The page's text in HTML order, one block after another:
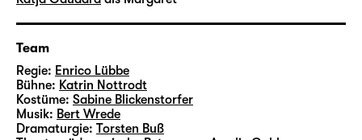
die lange vor ihnen selbst in Geltung
getreten sind. Vermächtnisse
gewissermaßen.
Mit Walter, Mitte 60, und Eric, Anfang 30,
begegnen sich auch zwei Generationen eines
Lebensentwurfs, die unterschiedlicher
Team
Regie: Enrico Lübbe
Bühne: Katrin Nottrodt
Kostüme: Sabine Blickenstorfer
Musik: Bert Wrede
Dramaturgie: Torsten Buß